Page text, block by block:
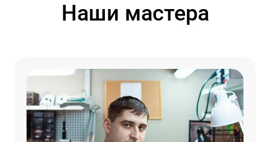
Наши мастера